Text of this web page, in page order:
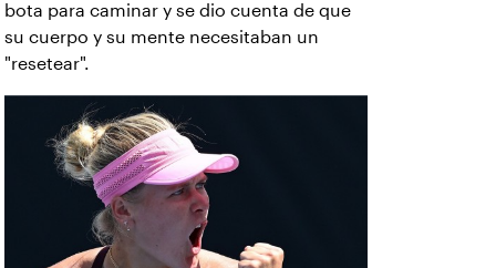
bota para caminar y se dio cuenta de que
su cuerpo y su mente necesitaban un
"resetear".